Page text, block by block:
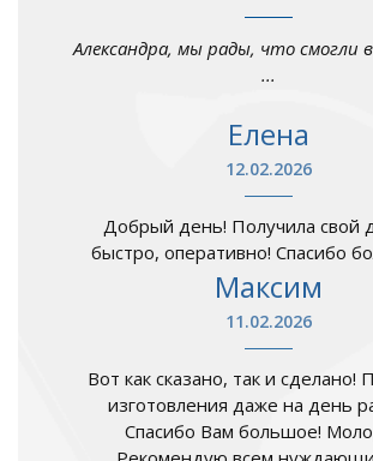
Александра, мы рады, что смогли
...
Елена
12.02.2026
Добрый день! Получила свой
быстро, оперативно! Спасибо
Максим
11.02.2026
Вот как сказано, так и сделано!
изготовления даже на день
Спасибо Вам большое!